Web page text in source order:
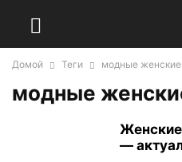
Домой Теги модные
модные
Женские
—